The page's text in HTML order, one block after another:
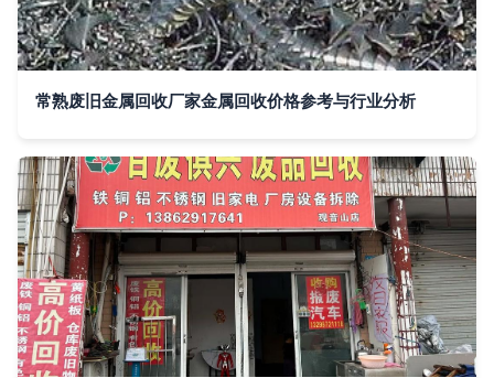
常熟废旧金属回收厂家金属回收价格参考与行业分析